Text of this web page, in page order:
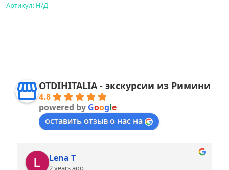
Артикул: Н/Д
OTDIHITALIA - экскурсии из Римини
4.8
powered by Google
оставить отзыв о нас на
Lena T
2 years ago